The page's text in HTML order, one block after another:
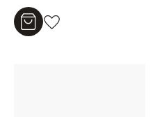
Aggiungi al carrello